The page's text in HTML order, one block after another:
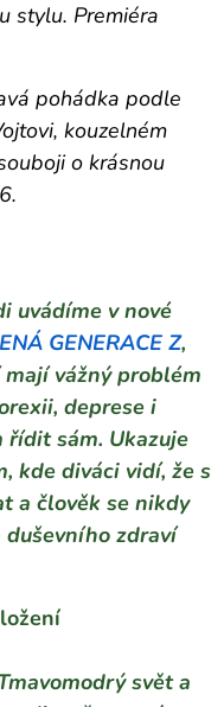
stylu. Premiéra
pohádka podle
kouzelném
o krásnou
uvádíme v nové
GENERACE Z,
vážný problém
deprese i
řídit sám. Ukazuje
kde diváci vidí, že s
a člověk se nikdy
zdraví
svět a